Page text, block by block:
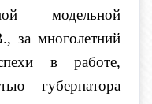
модельной
за многолетний
в работе,
губернатора